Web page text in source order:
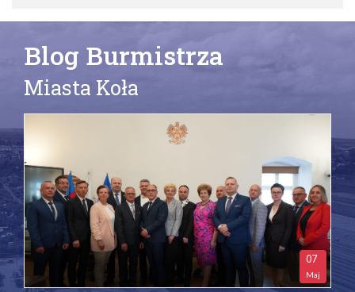
Blog Burmistrza
Miasta Koła
07
Maj